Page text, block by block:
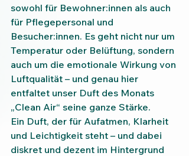
sowohl für Bewohner:innen als auch
für Pflegepersonal und
Besucher:innen. Es geht nicht nur um
Temperatur oder Belüftung, sondern
auch um die emotionale Wirkung von
Luftqualität – und genau hier
entfaltet unser Duft des Monats
„Clean Air“ seine ganze Stärke.
Ein Duft, der für Aufatmen, Klarheit
und Leichtigkeit steht – und dabei
diskret und dezent im Hintergrund